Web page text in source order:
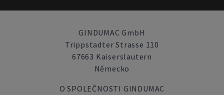
GINDUMAC GmbH
Trippstadter Strasse 110
67663 Kaiserslautern
Německo
O SPOLEČNOSTI GINDUMAC